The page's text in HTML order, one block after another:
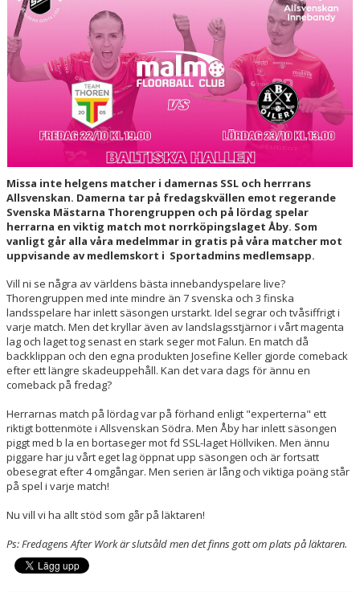
HALL OF FAME
Missa inte helgens matcher i damernas SSL och herrrans
Allsvenskan. Damerna tar på fredagskvällen emot regerande
Svenska Mästarna Thorengruppen och på lördag spelar
herrarna en viktig match mot norrköpingslaget Åby. Som
vanligt går alla våra medelmmar in gratis på våra matcher mot
uppvisande av medlemskort i Sportadmins medlemsapp.
Vill ni se några av världens bästa innebandyspelare live?
Thorengruppen med inte mindre än 7 svenska och 3 finska
landsspelare har inlett säsongen urstarkt. Idel segrar och tvåsiffrigt i
varje match. Men det kryllar även av landslagsstjärnor i vårt magenta
lag och laget tog senast en stark seger mot Falun. En match då
backklippan och den egna produkten Josefine Keller gjorde comeback
efter ett längre skadeuppehåll. Kan det vara dags för ännu en
comeback på fredag?
Herrarnas match på lördag var på förhand enligt "experterna" ett
riktigt bottenmöte i Allsvenskan Södra. Men Åby har inlett säsongen
piggt med b la en bortaseger mot fd SSL-laget Höllviken. Men ännu
piggare har ju vårt eget lag öppnat upp säsongen och är fortsatt
obesegrat efter 4 omgångar. Men serien är lång och viktiga poäng står
på spel i varje match!
Nu vill vi ha allt stöd som går på läktaren!
Ps: Fredagens After Work är slutsåld men det finns gott om plats på läktaren.